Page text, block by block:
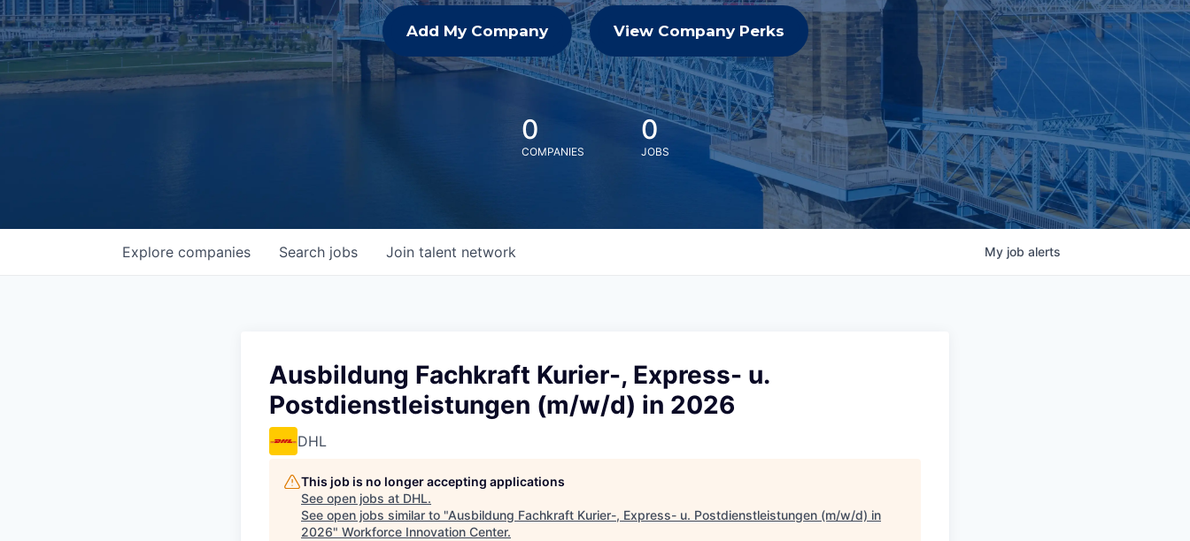
Add My Company View Company Perks
0
COMPANIES
0
JOBS
Search jobs
Explore companies Join talent network My job alerts
Ausbildung Fachkraft Kurier-, Express- u.
Postdienstleistungen (m/w/d) in 2026
DHL
This job is no longer accepting applications
See open jobs at DHL.
See open jobs similar to "Ausbildung Fachkraft Kurier-, Express- u. Postdienstleistungen (m/w/d) in
2026" Workforce Innovation Center.